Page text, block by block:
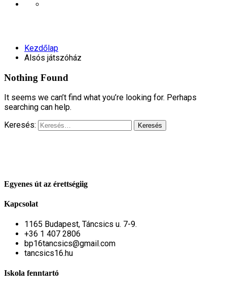
Kezdőlap
Alsós játszóház
Nothing Found
It seems we can’t find what you’re looking for. Perhaps
searching can help.
Keresés:
Egyenes út az érettségiig
Kapcsolat
1165 Budapest, Táncsics u. 7-9.
+36 1 407 2806
bp16tancsics@gmail.com
tancsics16.hu
Iskola fenntartó